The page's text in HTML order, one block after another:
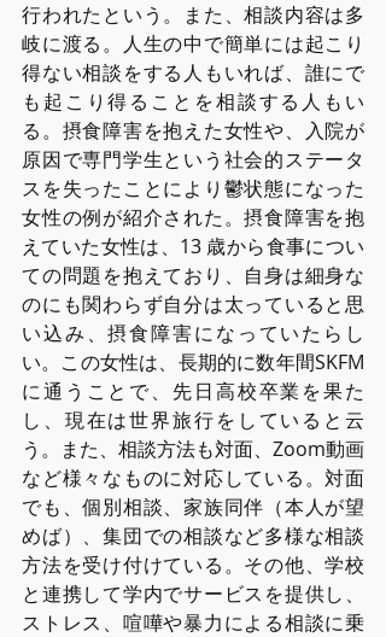
⾏われたという。また、相談内容は多
岐に渡る。⼈⽣の中で簡単には起こり
得ない相談をする⼈もいれば、誰にで
も起こり得ることを相談する⼈もい
る。摂⾷障害を抱えた⼥性や、⼊院が
原因で専⾨学⽣という社会的ステータ
スを失ったことにより鬱状態になった
⼥性の例が紹介された。摂⾷障害を抱
えていた⼥性は、13 歳から⾷事につい
ての問題を抱えており、⾃⾝は細⾝な
のにも関わらず⾃分は太っていると思
い込み、摂⾷障害になっていたらし
い。この⼥性は、⻑期的に数年間SKFM
に通うことで、先⽇⾼校卒業を果た
し、現在は世界旅⾏をしていると云
う。また、相談⽅法も対⾯、Zoom動画
など様々なものに対応している。対⾯
でも、個別相談、家族同伴（本⼈が望
めば）、集団での相談など多様な相談
⽅法を受け付けている。その他、学校
と連携して学内でサービスを提供し、
ストレス、喧嘩や暴⼒による相談に乗